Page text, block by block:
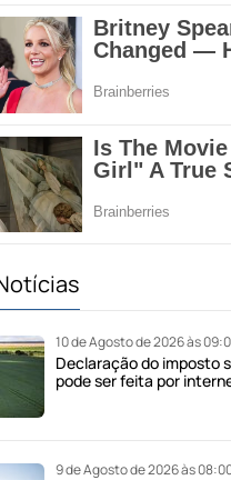
10 de Agosto de 2026 às
Declaração do imposto
pode ser feita por
9 de Agosto de 2026 às